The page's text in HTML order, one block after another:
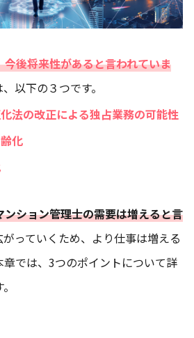
後将来性があると言われていま
以下の３つです。
法の改正による独占業務の可能性
化
ション管理士の需要は増えると言
っていくため、より仕事は増える
章では、3つのポイントについて詳